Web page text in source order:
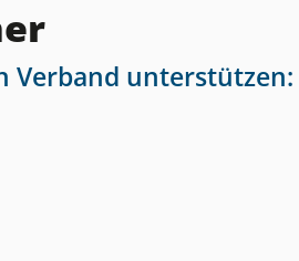
Verband unterstützen: